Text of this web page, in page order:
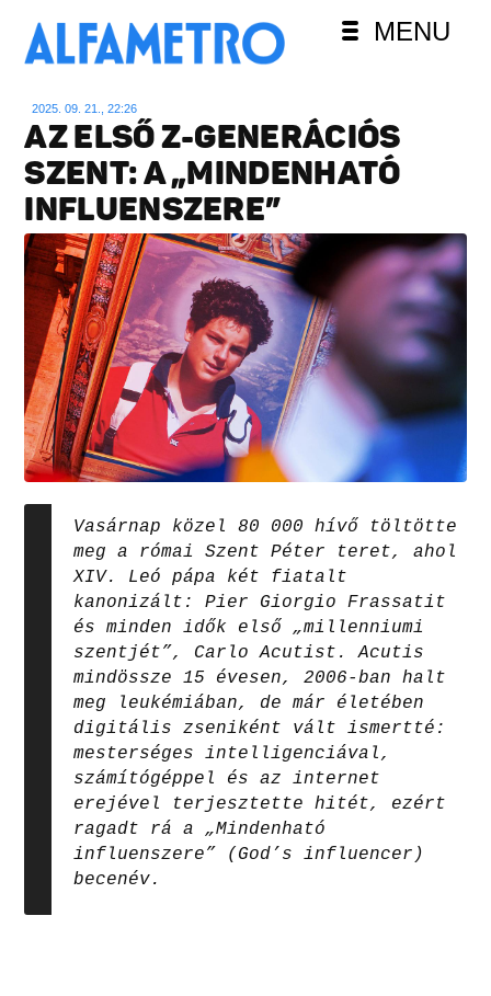
MENU
2025. 09. 21., 22:26
AZ ELSŐ Z-GENERÁCIÓS
SZENT: A „MINDENHATÓ
INFLUENSZERE”
Vasárnap közel 80 000 hívő töltötte
meg a római Szent Péter teret, ahol
XIV. Leó pápa két fiatalt
kanonizált: Pier Giorgio Frassatit
és minden idők első „millenniumi
szentjét”, Carlo Acutist. Acutis
mindössze 15 évesen, 2006-ban halt
meg leukémiában, de már életében
digitális zseniként vált ismertté:
mesterséges intelligenciával,
számítógéppel és az internet
erejével terjesztette hitét, ezért
ragadt rá a „Mindenható
influenszere” (God’s influencer)
becenév.